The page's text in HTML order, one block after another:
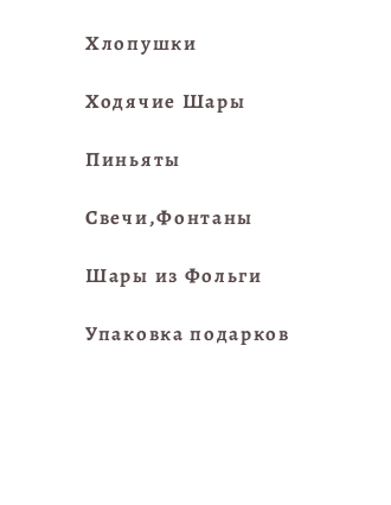
Хлопушки
Ходячие Шары
Пиньяты
Свечи,Фонтаны
Шары из Фольги
Упаковка подарков